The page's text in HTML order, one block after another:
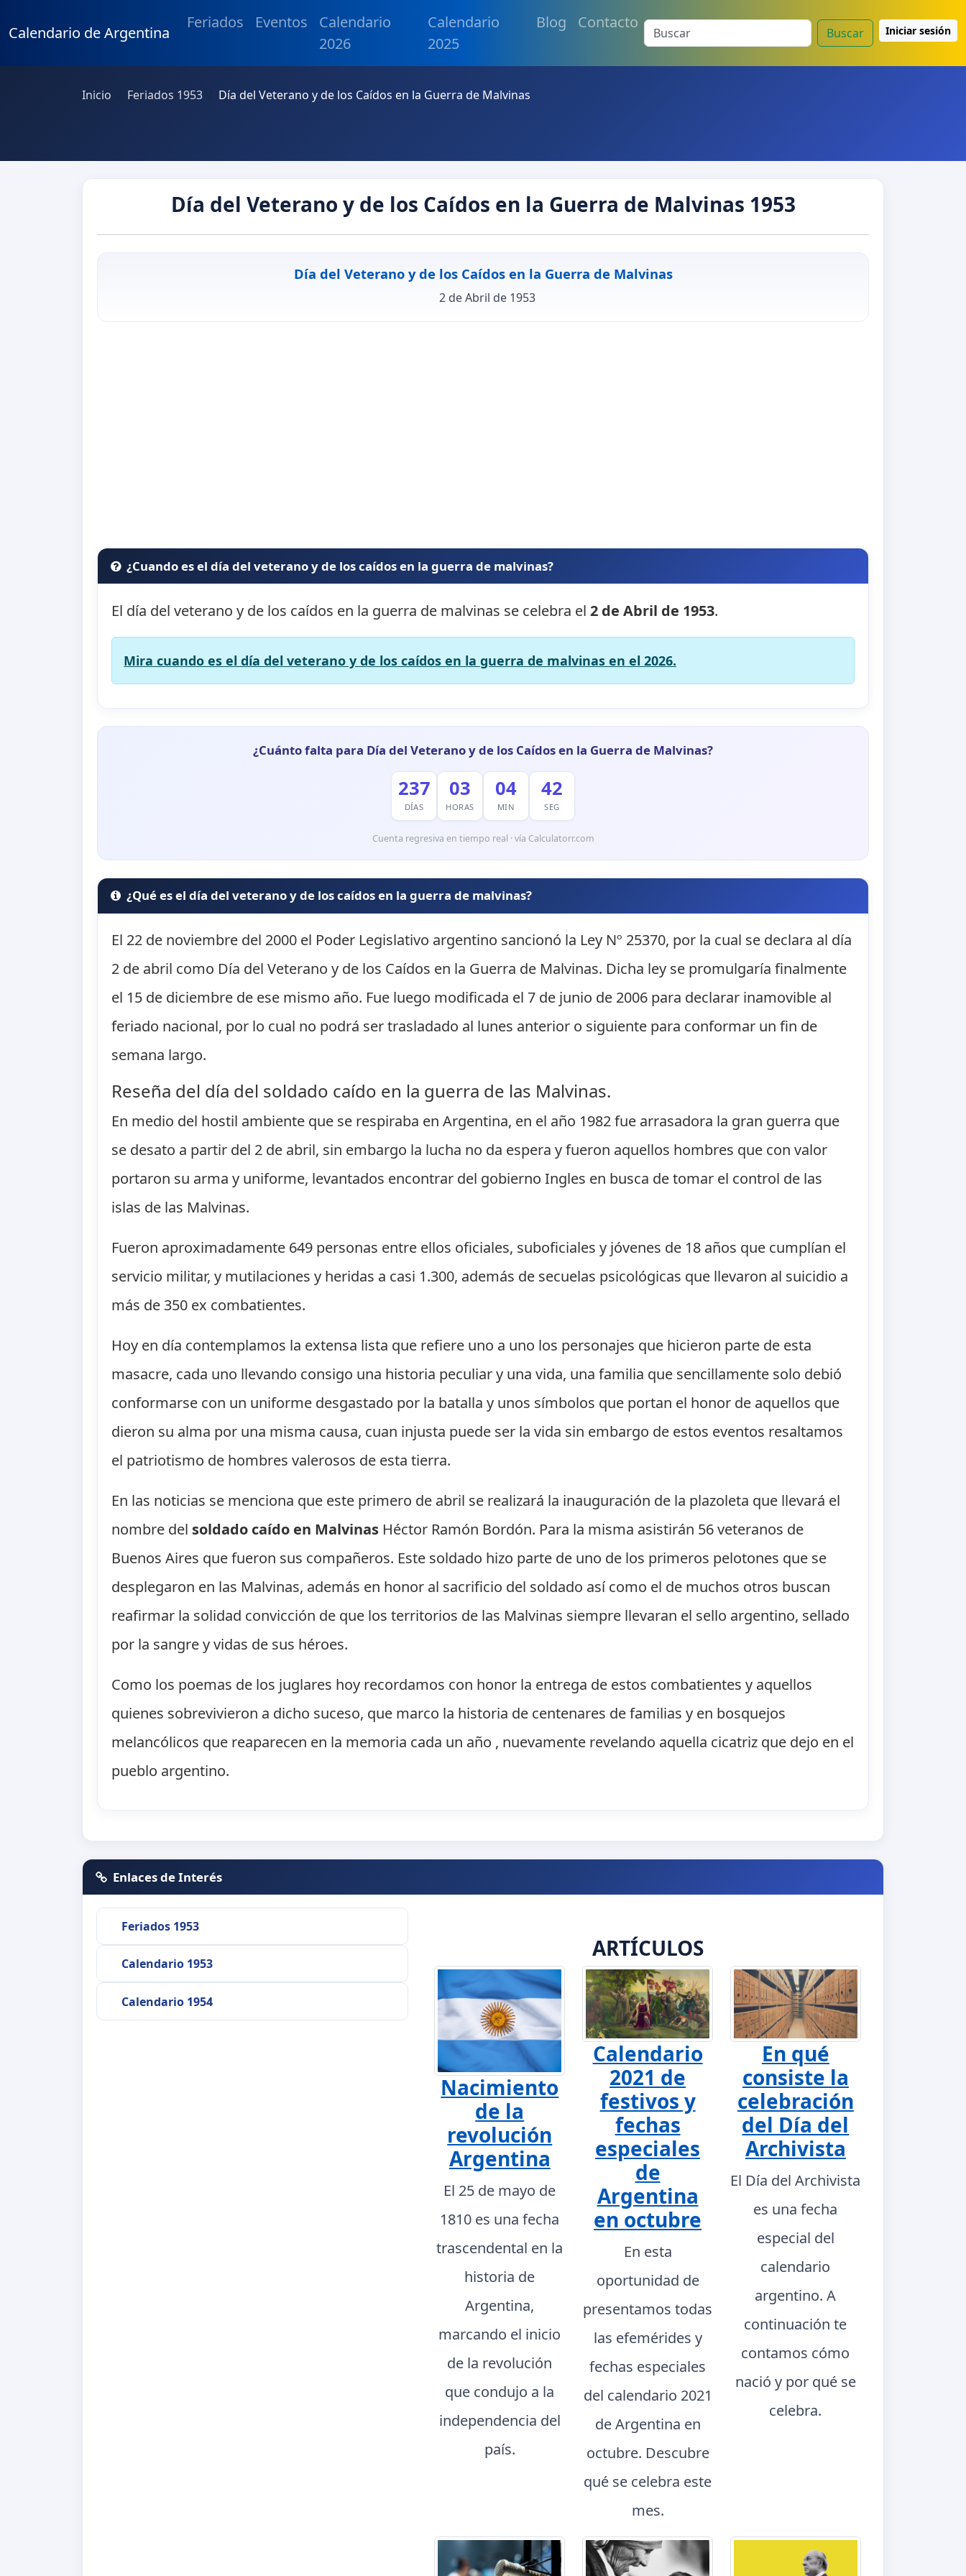
Calendario de Argentina
Feriados Eventos
Calendario
2026
Calendario
2025
Blog Contacto
Buscar Iniciar sesión
Inicio Feriados 1953 Día del Veterano y de los Caídos en la Guerra de Malvinas
Día del Veterano y de los Caídos en la Guerra de Malvinas 1953
Día del Veterano y de los Caídos en la Guerra de Malvinas
2 de Abril de 1953
¿Cuando es el día del veterano y de los caídos en la guerra de malvinas?
El día del veterano y de los caídos en la guerra de malvinas se celebra el2 de Abril de 1953.
Mira cuando es el día del veterano y de los caídos en la guerra de malvinas en el 2026.
¿Cuánto falta para Día del Veterano y de los Caídos en la Guerra de Malvinas?
237
DÍAS
03
HORAS
04
MIN
41
SEG
Cuenta regresiva en tiempo real · vía Calculatorr.com
¿Qué es el día del veterano y de los caídos en la guerra de malvinas?
El 22 de noviembre del 2000 el Poder Legislativo argentino sancionó la Ley Nº 25370, por la cual se declara al día
2 de abril como Día del Veterano y de los Caídos en la Guerra de Malvinas. Dicha ley se promulgaría finalmente
el 15 de diciembre de ese mismo año. Fue luego modificada el 7 de junio de 2006 para declarar inamovible al
feriado nacional, por lo cual no podrá ser trasladado al lunes anterior o siguiente para conformar un fin de
semana largo.
Reseña del día del soldado caído en la guerra de las Malvinas.
En medio del hostil ambiente que se respiraba en Argentina, en el año 1982 fue arrasadora la gran guerra que
se desato a partir del 2 de abril, sin embargo la lucha no da espera y fueron aquellos hombres que con valor
portaron su arma y uniforme, levantados encontrar del gobierno Ingles en busca de tomar el control de las
islas de las Malvinas.
Fueron aproximadamente 649 personas entre ellos oficiales, suboficiales y jóvenes de 18 años que cumplían el
servicio militar, y mutilaciones y heridas a casi 1.300, además de secuelas psicológicas que llevaron al suicidio a
más de 350 ex combatientes.
Hoy en día contemplamos la extensa lista que refiere uno a uno los personajes que hicieron parte de esta
masacre, cada uno llevando consigo una historia peculiar y una vida, una familia que sencillamente solo debió
conformarse con un uniforme desgastado por la batalla y unos símbolos que portan el honor de aquellos que
dieron su alma por una misma causa, cuan injusta puede ser la vida sin embargo de estos eventos resaltamos
el patriotismo de hombres valerosos de esta tierra.
En las noticias se menciona que este primero de abril se realizará la inauguración de la plazoleta que llevará el
nombre del soldado caído en Malvinas Héctor Ramón Bordón. Para la misma asistirán 56 veteranos de
Buenos Aires que fueron sus compañeros. Este soldado hizo parte de uno de los primeros pelotones que se
desplegaron en las Malvinas, además en honor al sacrificio del soldado así como el de muchos otros buscan
reafirmar la solidad convicción de que los territorios de las Malvinas siempre llevaran el sello argentino, sellado
por la sangre y vidas de sus héroes.
Como los poemas de los juglares hoy recordamos con honor la entrega de estos combatientes y aquellos
quienes sobrevivieron a dicho suceso, que marco la historia de centenares de familias y en bosquejos
melancólicos que reaparecen en la memoria cada un año , nuevamente revelando aquella cicatriz que dejo en el
pueblo argentino.
Enlaces de Interés
Feriados 1953
Calendario 1953
Calendario 1954
ARTÍCULOS
Nacimiento
de la
revolución
Argentina
El 25 de mayo de
1810 es una fecha
trascendental en la
historia de
Argentina,
marcando el inicio
de la revolución
que condujo a la
independencia del
país.
Calendario
2021 de
festivos y
fechas
especiales
de
Argentina
en octubre
En esta
oportunidad de
presentamos todas
las efemérides y
fechas especiales
del calendario 2021
de Argentina en
octubre. Descubre
qué se celebra este
mes.
En qué
consiste la
celebración
del Día del
Archivista
El Día del Archivista
es una fecha
especial del
calendario
argentino. A
continuación te
contamos cómo
nació y por qué se
celebra.